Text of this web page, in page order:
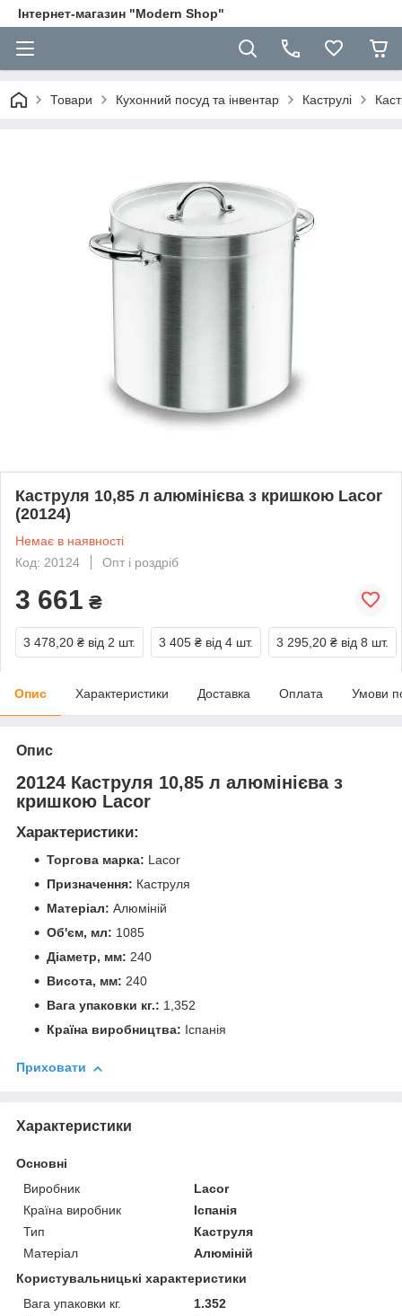
Інтернет-магазин "Modern Shop"
Товари Кухонний посуд та інвентар Каструлі
Каструля 10,85 л алюмінієва з кришкою Lacor
(20124)
Немає в наявності
Код: 20124
Опт і роздріб
3 661 ₴
3 478,20 ₴ від 2 шт. 3 405 ₴ від 4 шт. 3 295,20 ₴ від 8 шт.
Опис Характеристики Доставка Оплата Умови
Опис
20124 Каструля 10,85 л алюмінієва з
кришкою Lacor
Характеристики:
Торгова марка: Lacor
Призначення: Каструля
Матеріал: Алюміній
Об'єм, мл: 1085
Діаметр, мм: 240
Висота, мм: 240
Вага упаковки кг.: 1,352
Країна виробництва: Іспанія
Приховати
Характеристики
Основні
Виробник
Lacor
Країна виробник
Іспанія
Тип
Каструля
Матеріал
Алюміній
Користувальницькі характеристики
Вага упаковки кг.
1.352